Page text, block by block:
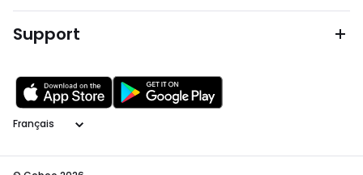
Support
Langage